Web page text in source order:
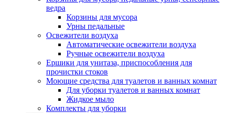
ведра
Корзины для мусора
Урны педальные
Освежители воздуха
Автоматические освежители воздуха
Ручные освежители воздуха
Ершики для унитаза, приспособления для
прочистки стоков
Моющие средства для туалетов и ванных комнат
Для уборки туалетов и ванных комнат
Жидкое мыло
Комплекты для уборки